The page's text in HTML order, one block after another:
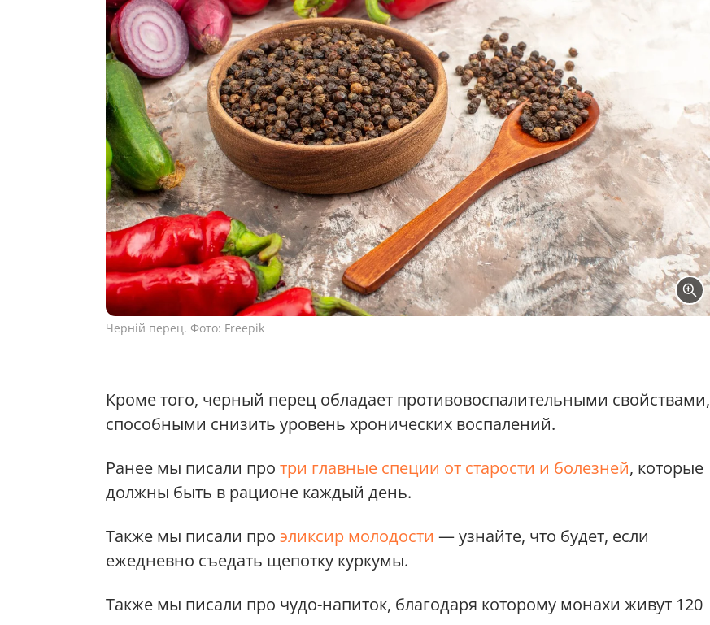
Черній перец. Фото: Freepik
Кроме того, черный перец обладает противовоспалительными свойствами,
способными снизить уровень хронических воспалений.
Ранее мы писали про три главные специи от старости и болезней, которые
должны быть в рационе каждый день.
Также мы писали про эликсир молодости — узнайте, что будет, если
ежедневно съедать щепотку куркумы.
Также мы писали про чудо-напиток, благодаря которому монахи живут 120